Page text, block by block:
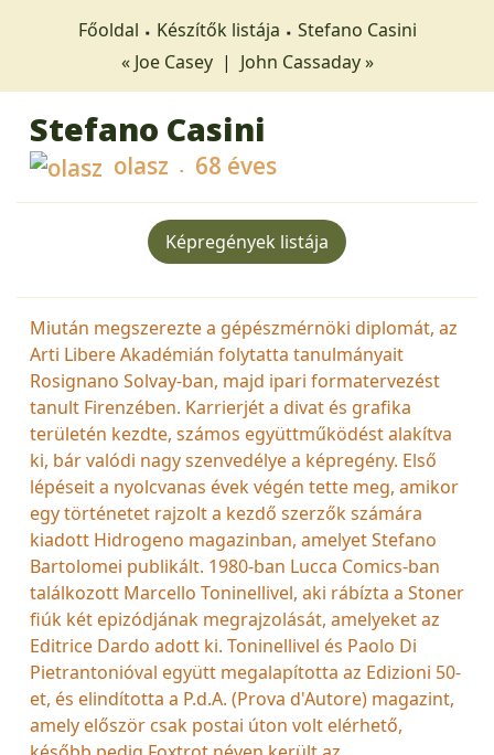
Főoldal Készítők listája
Stefano Casini
« Joe Casey | John Cassaday »
Stefano Casini
olasz 68 éves
Képregények listája
Miután megszerezte a gépészmérnöki diplomát, az
Arti Libere Akadémián folytatta tanulmányait
Rosignano Solvay-ban, majd ipari formatervezést
tanult Firenzében. Karrierjét a divat és grafika
területén kezdte, számos együttműködést alakítva
ki, bár valódi nagy szenvedélye a képregény. Első
lépéseit a nyolcvanas évek végén tette meg, amikor
egy történetet rajzolt a kezdő szerzők számára
kiadott Hidrogeno magazinban, amelyet Stefano
Bartolomei publikált. 1980-ban Lucca Comics-ban
találkozott Marcello Toninellivel, aki rábízta a Stoner
fiúk két epizódjának megrajzolását, amelyeket az
Editrice Dardo adott ki. Toninellivel és Paolo Di
Pietrantonióval együtt megalapította az Edizioni 50-
et, és elindította a P.d.A. (Prova d'Autore) magazint,
amely először csak postai úton volt elérhető,